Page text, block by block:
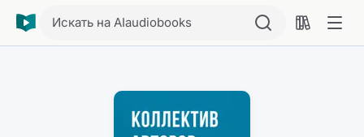
Искать на AIaudiobooks